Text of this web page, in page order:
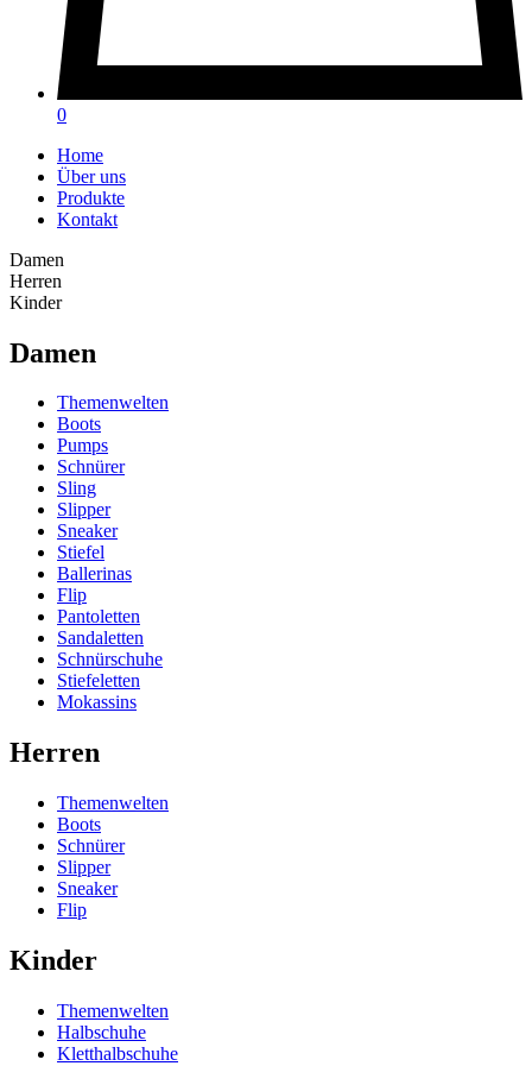
0
Home
Über uns
Produkte
Kontakt
Damen
Herren
Kinder
Damen
Themenwelten
Boots
Pumps
Schnürer
Sling
Slipper
Sneaker
Stiefel
Ballerinas
Flip
Pantoletten
Sandaletten
Schnürschuhe
Stiefeletten
Mokassins
Herren
Themenwelten
Boots
Schnürer
Slipper
Sneaker
Flip
Kinder
Themenwelten
Halbschuhe
Kletthalbschuhe